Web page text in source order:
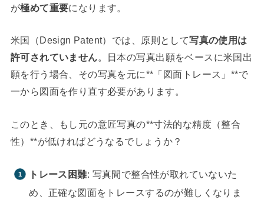
が極めて重要になります。
米国（Design Patent）では、原則として写真の使用は
許可されていません。日本の写真出願をベースに米国出
願を行う場合、その写真を元に**「図面トレース」**で
一から図面を作り直す必要があります。
このとき、もし元の意匠写真の**寸法的な精度（整合
性）**が低ければどうなるでしょうか？
トレース困難: 写真間で整合性が取れていないた
め、正確な図面をトレースするのが難しくなりま